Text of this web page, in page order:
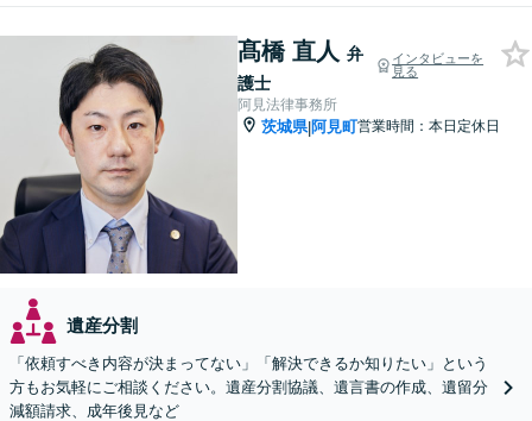
髙橋 直人 弁
護士
インタビューを
見る
阿見法律事務所
茨城県|阿見町営業時間：本日定休日
遺産分割
「依頼すべき内容が決まってない」「解決できるか知りたい」という
方もお気軽にご相談ください。遺産分割協議、遺言書の作成、遺留分
減額請求、成年後見など